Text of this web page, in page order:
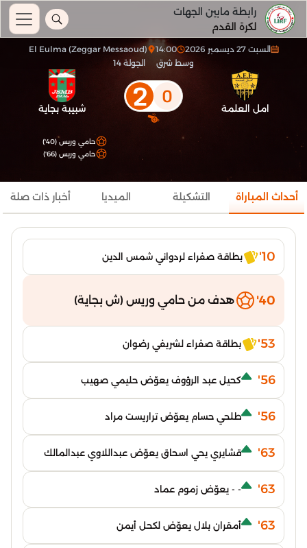
رابطة مابين الجهات
لكرة القدم
السبت 27 ديسمبر 2026 14:00
El Eulma (Zeggar Messaoud)
وسط شرق
الجولة 14
امل العلمة 0
2 شبيبة بجاية
حامي وريس (40')
حامي وريس (66')
أحداث المباراة التشكيلة الميديا أخبار ذات صلة
10' بطاقة صفراء لردواني شمس الدين
40' هدف من حامي وريس (ش بجاية)
53' بطاقة صفراء لشريفي رضوان
56' كحيل عبد الرؤوف يعوّض حليمي صهيب
56' طلحي حسام يعوّض تراريست مراد
63' قشايري يحي اسحاق يعوّض عبداللاوي عبدالمالك
63' - - يعوّض زموم عماد
63' أمقران بلال يعوّض لكحل أيمن